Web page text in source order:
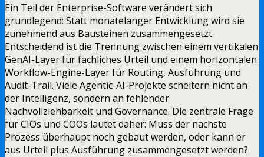
Ein Teil der Enterprise-Software verändert sich
grundlegend: Statt monatelanger Entwicklung wird sie
zunehmend aus Bausteinen zusammengesetzt.
Entscheidend ist die Trennung zwischen einem vertikalen
GenAI-Layer für fachliches Urteil und einem horizontalen
Workflow-Engine-Layer für Routing, Ausführung und
Audit-Trail. Viele Agentic-AI-Projekte scheitern nicht an
der Intelligenz, sondern an fehlender
Nachvollziehbarkeit und Governance. Die zentrale Frage
für CIOs und COOs lautet daher: Muss der nächste
Prozess überhaupt noch gebaut werden, oder kann er
aus Urteil plus Ausführung zusammengesetzt werden?